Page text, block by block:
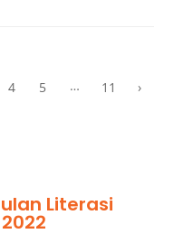
4 5 … 11 ›
Literasi